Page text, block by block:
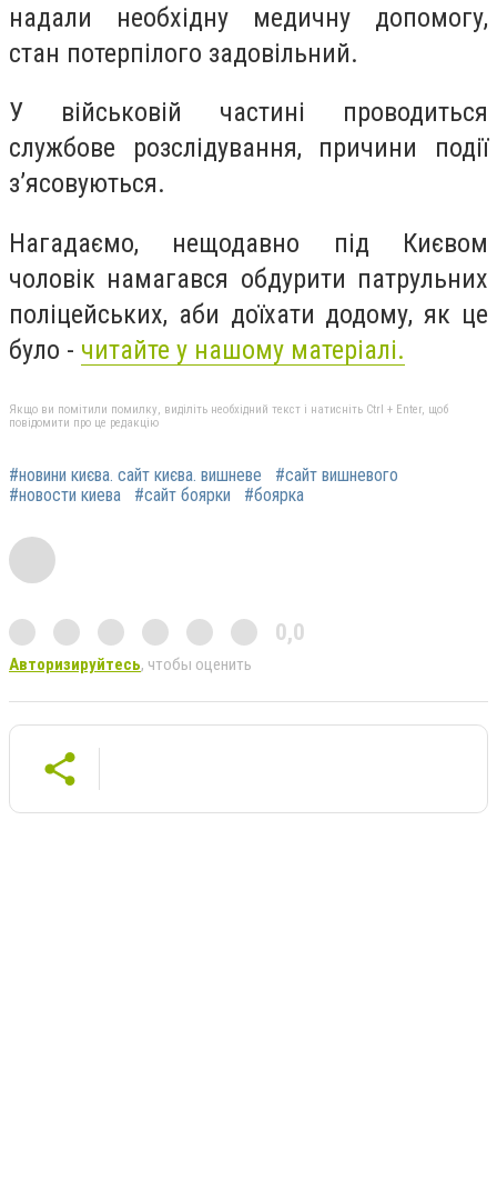
надали необхідну медичну допомогу,
стан потерпілого задовільний.
У військовій частині проводиться
службове розслідування, причини події
з’ясовуються.
Нагадаємо, нещодавно під Києвом
чоловік намагався обдурити патрульних
поліцейських, аби доїхати додому, як це
було - читайте у нашому матеріалі.
Якщо ви помітили помилку, виділіть необхідний текст і натисніть Ctrl + Enter, щоб
повідомити про це редакцію
#новини києва. сайт києва. вишневе
#сайт вишневого
#новости киева
#сайт боярки #боярка
0,0
Авторизируйтесь, чтобы оценить